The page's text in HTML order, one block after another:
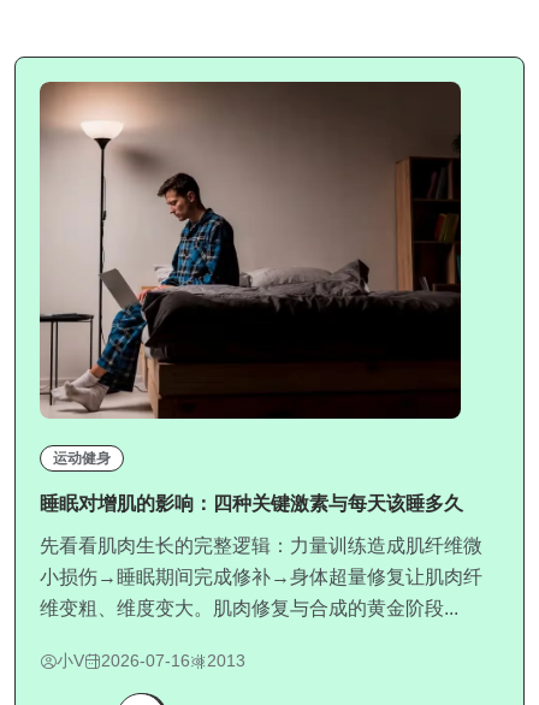
运动健身
睡眠对增肌的影响：四种关键激素与每天该睡多久
先看看肌肉生长的完整逻辑：力量训练造成肌纤维微
小损伤→睡眠期间完成修补→身体超量修复让肌肉纤
维变粗、维度变大。肌肉修复与合成的黄金阶段...
小V 2026-07-16 2013